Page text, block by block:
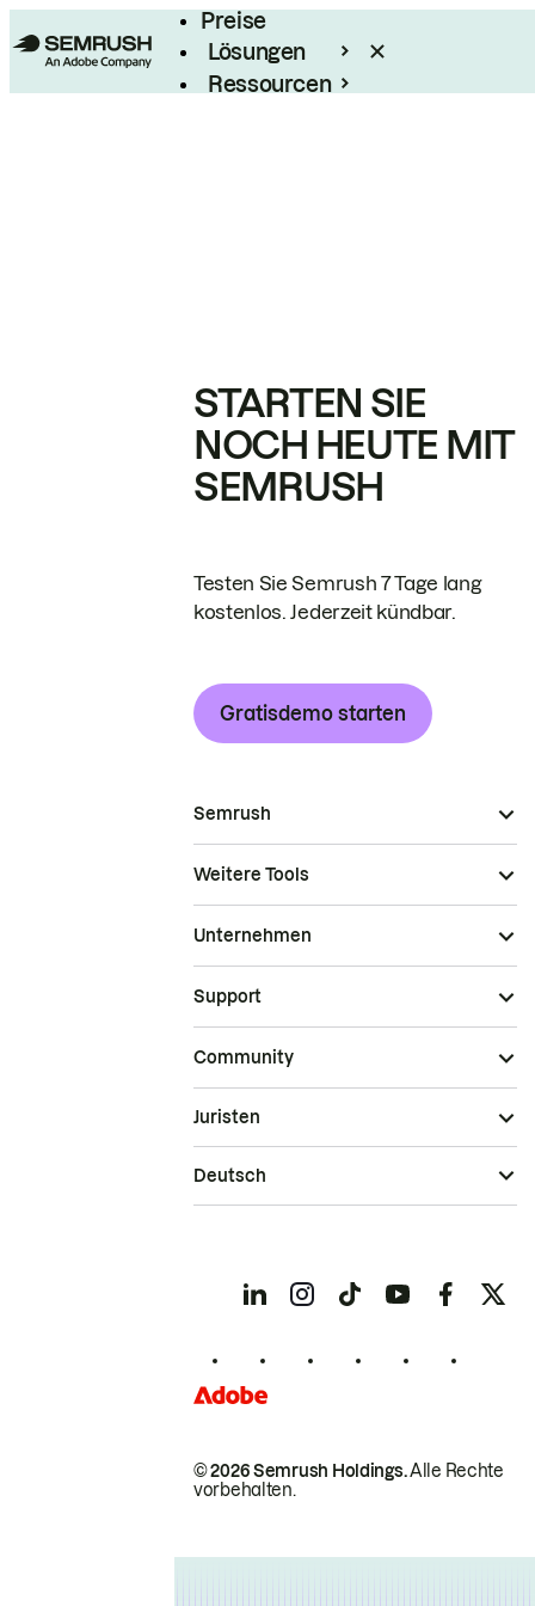
Preise
Lösungen
Ressourcen
STARTEN SIE
NOCH HEUTE MIT
SEMRUSH
Testen Sie Semrush 7 Tage lang
kostenlos. Jederzeit kündbar.
Gratisdemo starten
Semrush
Weitere Tools
Unternehmen
Support
Community
© 2026 Semrush Holdings.Alle Rechte
vorbehalten.
Juristen
Deutsch